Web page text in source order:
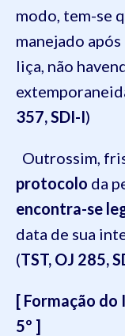
modo, tem-se
manejado
liça, não
357, SDI-I)
Outrossim,
protocolo da
encontra-se
data de sua
(TST, OJ 285,
[ Formação do
5º ]